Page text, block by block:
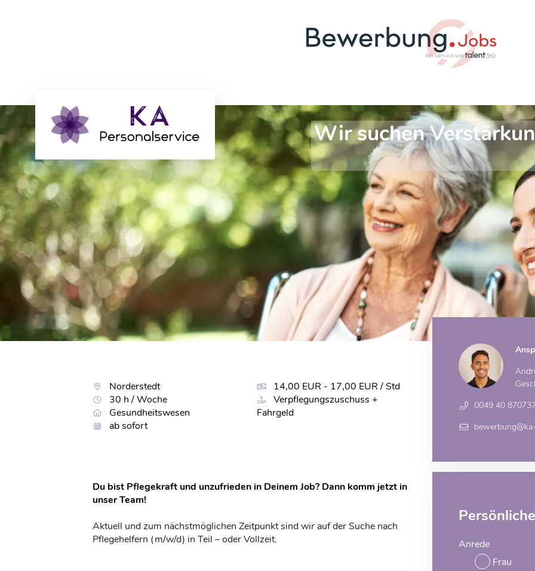
Wir suchen
0049 40
Anrede
Frau
Norderstedt
30 h / Woche
Gesundheitswesen
ab sofort
14,00 EUR - 17,00 EUR / Std
Verpflegungszuschuss +
Fahrgeld
Du bist Pflegekraft und unzufrieden in Deinem Job? Dann komm jetzt in
unser Team!
Aktuell und zum nächstmöglichen Zeitpunkt sind wir auf der Suche nach
Pflegehelfern (m/w/d) in Teil – oder Vollzeit.